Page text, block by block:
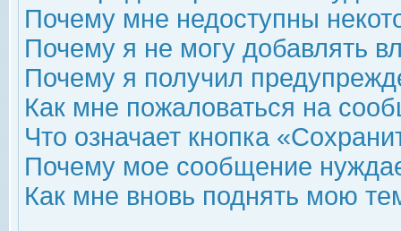
Почему мне недоступны
Почему я не могу добавлять
Почему я получил
Как мне пожаловаться на
Что означает кнопка
Почему мое сообщение
Как мне вновь поднять мою